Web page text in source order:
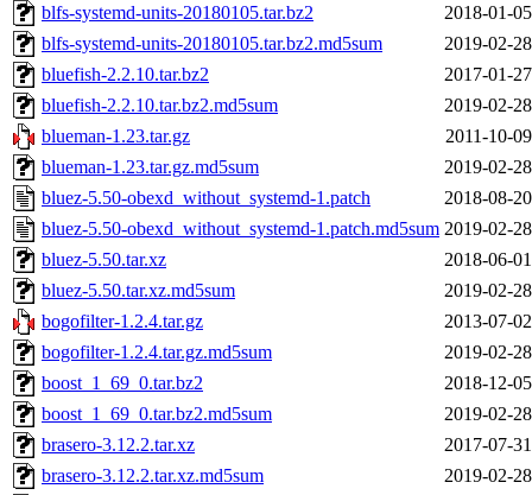
blfs-systemd-units-20180105.tar.bz2
2018-01-
blfs-systemd-units-20180105.tar.bz2.md5sum
2019-02-
bluefish-2.2.10.tar.bz2
2017-01-
bluefish-2.2.10.tar.bz2.md5sum
2019-02-
blueman-1.23.tar.gz
2011-10-
blueman-1.23.tar.gz.md5sum
2019-02-
bluez-5.50-obexd_without_systemd-1.patch
2018-08-
bluez-5.50-obexd_without_systemd-1.patch.md5sum 2019-02-
bluez-5.50.tar.xz
2018-06-
bluez-5.50.tar.xz.md5sum
2019-02-
bogofilter-1.2.4.tar.gz
2013-07-
bogofilter-1.2.4.tar.gz.md5sum
2019-02-
boost_1_69_0.tar.bz2
2018-12-
boost_1_69_0.tar.bz2.md5sum
2019-02-
brasero-3.12.2.tar.xz
2017-07-
brasero-3.12.2.tar.xz.md5sum
2019-02-